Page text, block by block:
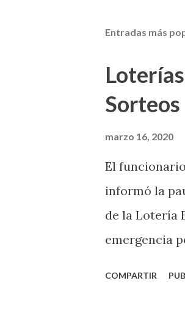
Entradas más
marzo 16, 2020
El
informó la
de la Lotería
emergencia
COMPARTIR